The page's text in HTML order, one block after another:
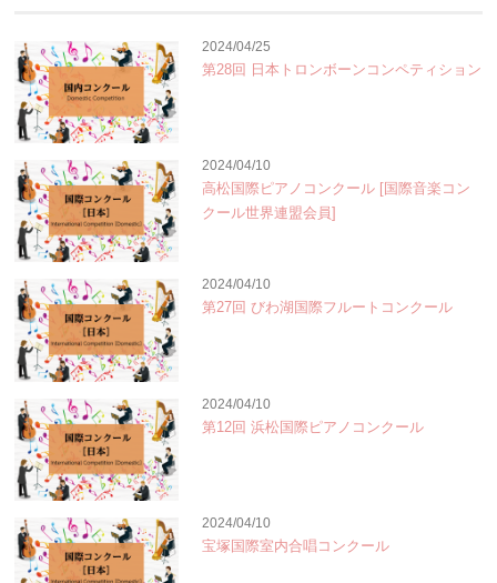
2024/04/25
第28回 日本トロンボーンコンペティション
2024/04/10
高松国際ピアノコンクール [国際音楽コン
クール世界連盟会員]
2024/04/10
第27回 びわ湖国際フルートコンクール
2024/04/10
第12回 浜松国際ピアノコンクール
2024/04/10
宝塚国際室内合唱コンクール